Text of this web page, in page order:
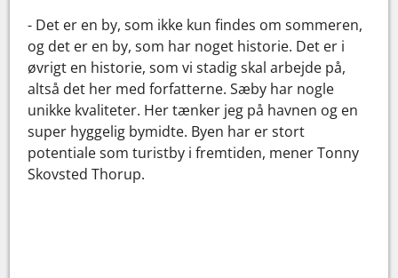
- Det er en by, som ikke kun findes om sommeren,
og det er en by, som har noget historie. Det er i
øvrigt en historie, som vi stadig skal arbejde på,
altså det her med forfatterne. Sæby har nogle
unikke kvaliteter. Her tænker jeg på havnen og en
super hyggelig bymidte. Byen har er stort
potentiale som turistby i fremtiden, mener Tonny
Skovsted Thorup.